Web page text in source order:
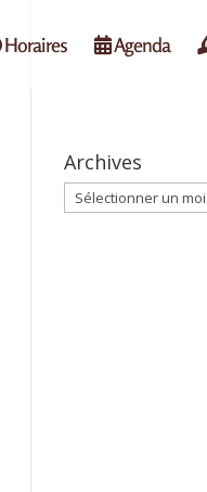
Horaires Agenda
Archives
Archives